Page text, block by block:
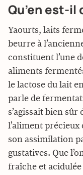
Qu’en est-
Yaourts, laits
beurre à
constituent l’une
aliments
le lactose du lait
parle de
s’agissait bien
l’aliment précieux
son assimilation
gustatives. Que
fraîche et